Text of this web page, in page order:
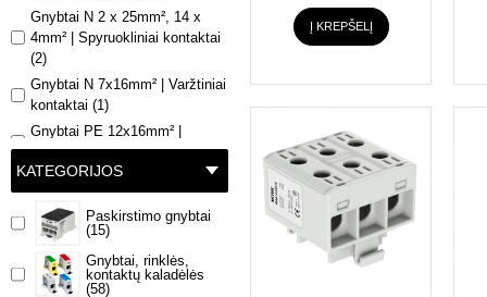
Gnybtai N 2 x 25mm², 14 x
4mm² | Spyruokliniai kontaktai
(2)
Gnybtai N 7x16mm² | Varžtiniai
kontaktai (1)
Gnybtai PE 12x16mm² |
Varžtiniai kontaktai (1)
Gnybtai PE 2 x 25mm², 14 x
(1)
Gnybtai PE 7x16mm² |
Varžtiniai kontaktai (2)
Gnybtai įėjimas: 1x 10/1x 35
KATEGORIJOS
Paskirstimo gnybtai
(15)
Gnybtai, rinklės,
kontaktų kaladėlės
(58)
Į KREPŠELĮ